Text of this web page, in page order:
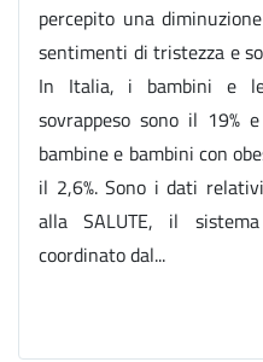
percepito una
sentimenti di tristezza e
In Italia, i bambini e
sovrappeso sono il 19%
bambine e bambini con
il 2,6%. Sono i dati
alla SALUTE, il
coordinato dal...